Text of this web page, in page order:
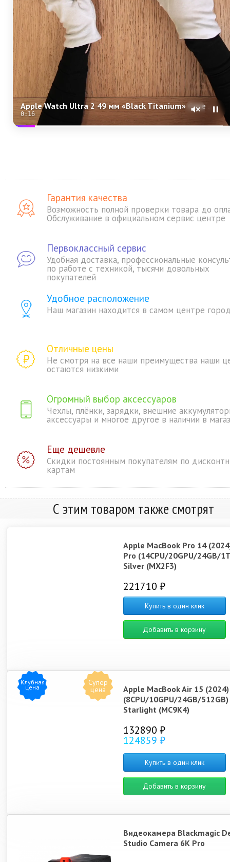
Apple Watch Ultra 2 49 мм «Black Titanium» Case with Black Ocean Band One Size
0:15
Гарантия качества
Возможность полной проверки товара до
Обслуживание в официальном сервис центре
Первоклассный сервис
Удобная доставка, профессиональные
по работе с техникой, тысячи довольных
покупателей
Удобное расположение
Наш магазин находится в самом центре
Отличные цены
Не смотря на все наши преимущества наши
остаются низкими
Огромный выбор аксессуаров
Чехлы, плёнки, зарядки, внешние
аксессуары и многое другое в наличии в
Еще дешевле
Скидки постоянным покупателям по
картам
С этим товаром также смотрят
Apple MacBook Pro 14
Pro (14CPU/20GPU/24GB/
Silver (MX2F3)
221710 ₽
Купить в один клик
Добавить в корзину
Супер
цена
Клубная
цена
Apple MacBook Air 15
(8CPU/10GPU/24GB/512GB)
Starlight (MC9K4)
132890 ₽
124859 ₽
Купить в один клик
Добавить в корзину
Видеокамера Blackmagic
Studio Camera 6K Pro